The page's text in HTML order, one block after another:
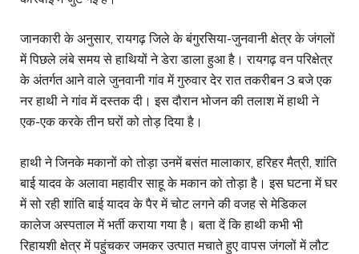
जानकारी के अनुसार, रायगढ़ जिले के बंगुरसिया-जुनवानी क्षेत्र के जंगलों
में पिछले लंबे समय से हाथियों ने डेरा डाला हुआ है। रायगढ़ वन परिक्षेत्र
के अंतर्गत आने वाले जुनवानी गांव में गुरुवार देर रात तकरीबन 3 बजे एक
नर हाथी ने गांव में दस्तक दी। इस दौरान भोजन की तलाश में हाथी ने
एक-एक करके तीन घरों को तोड़ दिया है।
हाथी ने जिनके मकानों को तोड़ा उनमें बसंत मालाकार, हरिहर मैत्री, शांति
बाई यादव के अलावा महावीर साहू के मकान को तोड़ा है। इस घटना में घर
में सो रही शांति बाई यादव के पैर में चोट लगने की वजह से मेडिकल
कालेज अस्पताल में भर्ती कराया गया है। बता दें कि हाथी कभी भी
रिहायशी क्षेत्र में पहुंचकर जमकर उत्पात मचाते हुए वापस जंगलों में लौट